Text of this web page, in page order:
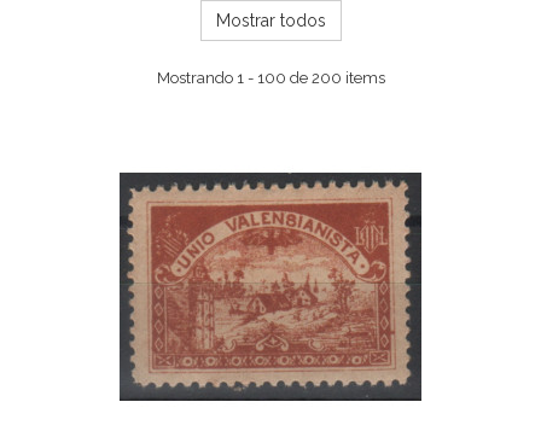
Mostrar todos
Mostrando 1 - 100 de 200 items